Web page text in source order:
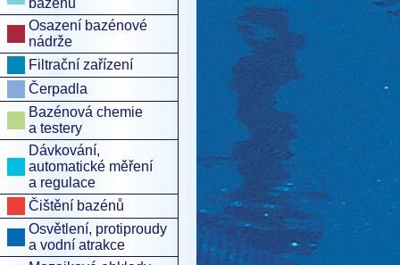
bazénu
Osazení bazénové
nádrže
Filtrační zařízení
Čerpadla
Bazénová chemie
a testery
Dávkování,
automatické měření
a regulace
Čištění bazénů
Osvětlení, protiproudy
a vodní atrakce